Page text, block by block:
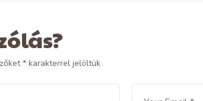
* karakterrel jelöltük